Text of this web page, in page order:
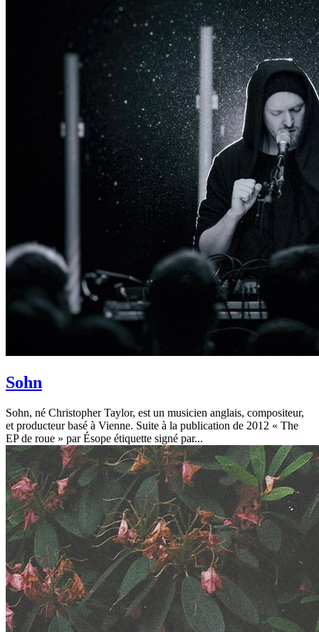
Sohn
Sohn, né Christopher Taylor, est un musicien anglais, compositeur,
et producteur basé à Vienne. Suite à la publication de 2012 « The
EP de roue » par Ésope étiquette signé par...